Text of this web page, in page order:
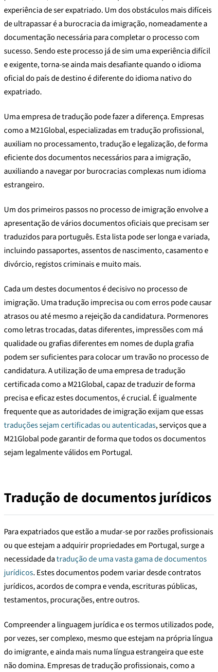
experiência de ser expatriado. Um dos obstáculos mais difíceis
de ultrapassar é a burocracia da imigração, nomeadamente a
documentação necessária para completar o processo com
sucesso. Sendo este processo já de sim uma experiência difícil
e exigente, torna-se ainda mais desafiante quando o idioma
oficial do país de destino é diferente do idioma nativo do
expatriado.
Uma empresa de tradução pode fazer a diferença. Empresas
como a M21Global, especializadas em tradução profissional,
auxiliam no processamento, tradução e legalização, de forma
eficiente dos documentos necessários para a imigração,
auxiliando a navegar por burocracias complexas num idioma
estrangeiro.
Um dos primeiros passos no processo de imigração envolve a
apresentação de vários documentos oficiais que precisam ser
traduzidos para português. Esta lista pode ser longa e variada,
incluindo passaportes, assentos de nascimento, casamento e
divórcio, registos criminais e muito mais.
Cada um destes documentos é decisivo no processo de
imigração. Uma tradução imprecisa ou com erros pode causar
atrasos ou até mesmo a rejeição da candidatura. Pormenores
como letras trocadas, datas diferentes, impressões com má
qualidade ou grafias diferentes em nomes de dupla grafia
podem ser suficientes para colocar um travão no processo de
candidatura. A utilização de uma empresa de tradução
certificada como a M21Global, capaz de traduzir de forma
precisa e eficaz estes documentos, é crucial. É igualmente
frequente que as autoridades de imigração exijam que essas
traduções sejam certificadas ou autenticadas, serviços que a
M21Global pode garantir de forma que todos os documentos
sejam legalmente válidos em Portugal.
Tradução de documentos jurídicos
Para expatriados que estão a mudar-se por razões profissionais
ou que estejam a adquirir propriedades em Portugal, surge a
necessidade datradução de uma vasta gama de documentos
jurídicos. Estes documentos podem variar desde contratos
jurídicos, acordos de compra e venda, escrituras públicas,
testamentos, procurações, entre outros.
Compreender a linguagem jurídica e os termos utilizados pode,
por vezes, ser complexo, mesmo que estejam na própria língua
do imigrante, e ainda mais numa língua estrangeira que este
não domina. Empresas de tradução profissionais, como a